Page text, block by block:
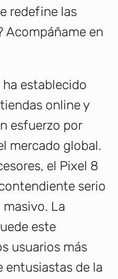
redefine las
en
ha establecido
online y
esfuerzo por
mercado global.
el Pixel 8
serio
La
este
usuarios más
entusiastas de la